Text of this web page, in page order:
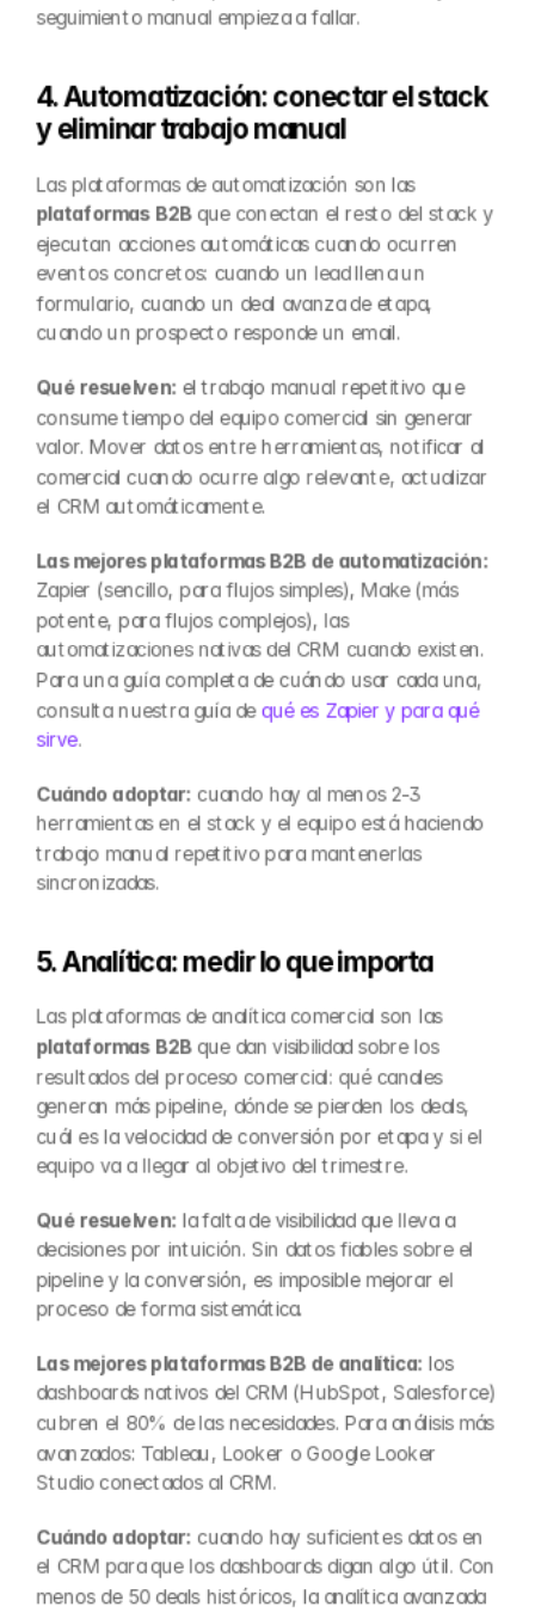
seguimiento manual empieza a fallar.
4. Automatización: conectar el stack
y eliminar trabajo manual
Las plataformas de automatización son las
plataformas B2B que conectan el resto del stack y
ejecutan acciones automáticas cuando ocurren
eventos concretos: cuando un lead llena un
formulario, cuando un deal avanza de etapa,
cuando un prospecto responde un email.
Qué resuelven: el trabajo manual repetitivo que
consume tiempo del equipo comercial sin generar
valor. Mover datos entre herramientas, notificar al
comercial cuando ocurre algo relevante, actualizar
el CRM automáticamente.
Las mejores plataformas B2B de automatización:
Zapier (sencillo, para flujos simples), Make (más
potente, para flujos complejos), las
automatizaciones nativas del CRM cuando existen.
Para una guía completa de cuándo usar cada una,
consulta nuestra guía de qué es Zapier y para qué
sirve.
Cuándo adoptar: cuando hay al menos 2-3
herramientas en el stack y el equipo está haciendo
trabajo manual repetitivo para mantenerlas
sincronizadas.
5. Analítica: medir lo que importa
Las plataformas de analítica comercial son las
plataformas B2B que dan visibilidad sobre los
resultados del proceso comercial: qué canales
generan más pipeline, dónde se pierden los deals,
cuál es la velocidad de conversión por etapa y si el
equipo va a llegar al objetivo del trimestre.
Qué resuelven: la falta de visibilidad que lleva a
decisiones por intuición. Sin datos fiables sobre el
pipeline y la conversión, es imposible mejorar el
proceso de forma sistemática.
Las mejores plataformas B2B de analítica: los
dashboards nativos del CRM (HubSpot, Salesforce)
cubren el 80% de las necesidades. Para análisis más
avanzados: Tableau, Looker o Google Looker
Studio conectados al CRM.
Cuándo adoptar: cuando hay suficientes datos en
el CRM para que los dashboards digan algo útil. Con
menos de 50 deals históricos, la analítica avanzada